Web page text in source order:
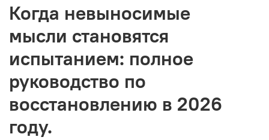
Когда невыносимые
мысли становятся
испытанием: полное
руководство по
восстановлению в 2026
году.